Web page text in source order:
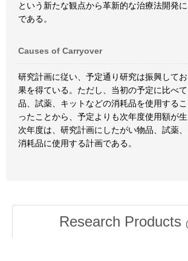
という新たな観点から革新的な治療法開発
である。
Causes of Carryover
研究計画に従い、予定通り研究は振興して
果を得ている。ただし、当初の予定に比べ
品、試薬、キットなどの消耗品を使用する
ったことから、予定よりも次年度使用額が生
次年度は、研究計画にしたがい物品、試薬
消耗品に使用する計画である。
Research Products (